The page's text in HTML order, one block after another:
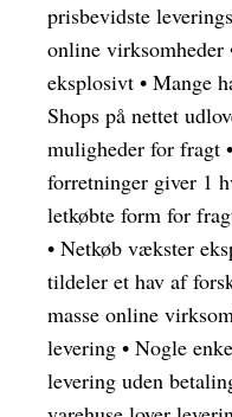
prisbevidste
online virksomheder
eksplosivt • Mange
Shops på nettet
muligheder for fragt •
forretninger giver 1
letkøbte form for
• Netkøb vækster
tildeler et hav af
masse online
levering • Nogle
levering uden